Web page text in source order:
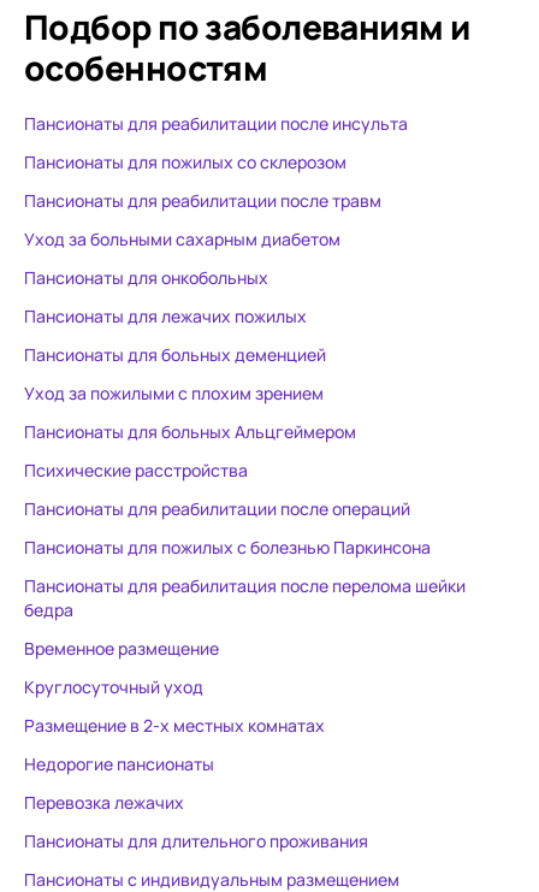
Подбор по заболеваниям и
особенностям
Пансионаты для реабилитации после инсульта
Пансионаты для пожилых со склерозом
Пансионаты для реабилитации после травм
Уход за больными сахарным диабетом
Пансионаты для онкобольных
Пансионаты для лежачих пожилых
Пансионаты для больных деменцией
Уход за пожилыми с плохим зрением
Пансионаты для больных Альцгеймером
Психические расстройства
Пансионаты для реабилитации после операций
Пансионаты для пожилых с болезнью Паркинсона
Пансионаты для реабилитация после перелома шейки
бедра
Временное размещение
Круглосуточный уход
Размещение в 2-х местных комнатах
Недорогие пансионаты
Перевозка лежачих
Пансионаты для длительного проживания
Пансионаты с индивидуальным размещением